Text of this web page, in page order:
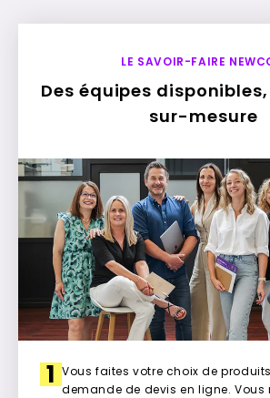
LE SAVOIR-FAIRE
Des équipes
sur-mesure
1 Vous faites votre choix de
demande de devis en ligne. Vous